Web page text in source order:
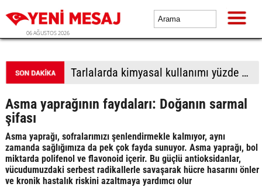
06 AĞUSTOS 2026
Tarlalarda kimyasal kullanımı yüzde 90 azalıyor
Asma yaprağının faydaları: Doğanın sarmal
şifası
Asma yaprağı, sofralarımızı şenlendirmekle kalmıyor, aynı
zamanda sağlığımıza da pek çok fayda sunuyor. Asma yaprağı, bol
miktarda polifenolve flavonoid içerir. Bu güçlü antioksidanlar,
vücudumuzdaki serbest radikallerle savaşarak hücre hasarını önler
ve kronik hastalık riskini azaltmaya yardımcı olur